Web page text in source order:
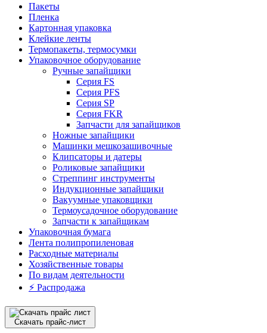
Пакеты
Пленка
Картонная упаковка
Клейкие ленты
Термопакеты, термосумки
Упаковочное оборудование
Ручные запайщики
Серия FS
Серия PFS
Серия SP
Серия FKR
Запчасти для запайщиков
Ножные запайщики
Машинки мешкозашивочные
Клипсаторы и датеры
Роликовые запайщики
Стреппинг инструменты
Индукционные запайщики
Вакуумные упаковщики
Термоусадочное оборудование
Запчасти к запайщикам
Упаковочная бумага
Лента полипропиленовая
Расходные материалы
Хозяйственные товары
По видам деятельности
⚡️ Распродажа
Скачать прайс-лист